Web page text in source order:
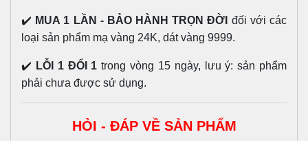
✔️ MUA 1 LẦN - BẢO HÀNH TRỌN ĐỜI đối với các
loại sản phẩm mạ vàng 24K, dát vàng 9999.
✔️ LỖI 1 ĐỔI 1 trong vòng 15 ngày, lưu ý: sản phẩm
phải chưa được sử dụng.
HỎI - ĐÁP VỀ SẢN PHẨM